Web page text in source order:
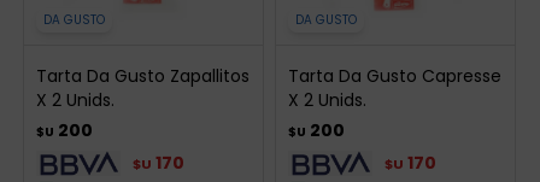
DA GUSTO
Tarta Da Gusto Zapallitos
X 2 Unids.
$U 200
$U 170
DA GUSTO
Tarta Da Gusto Capresse
X 2 Unids.
$U 200
$U 170